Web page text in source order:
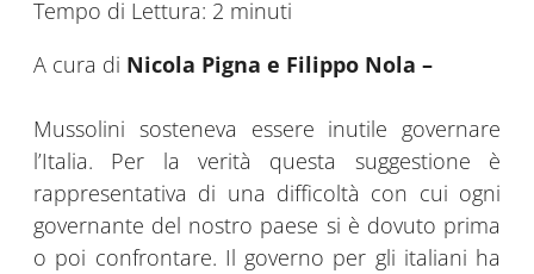
Tempo di Lettura: 2 minuti
A cura di Nicola Pigna e Filippo Nola –
Mussolini sosteneva essere inutile governare
l’Italia. Per la verità questa suggestione è
rappresentativa di una difficoltà con cui ogni
governante del nostro paese si è dovuto prima
o poi confrontare. Il governo per gli italiani ha